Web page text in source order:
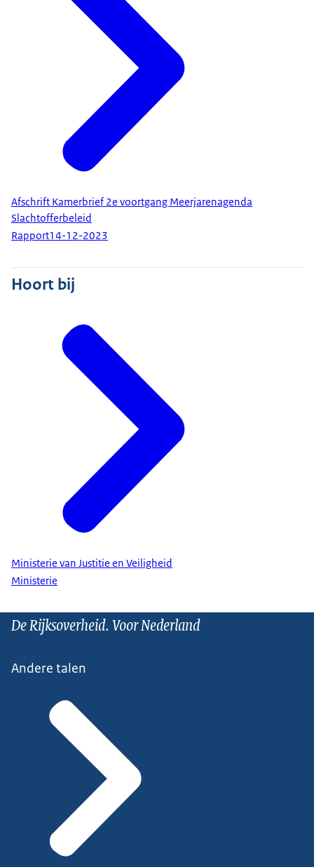
Afschrift Kamerbrief 2e voortgang Meerjarenagenda
Slachtofferbeleid
Rapport14-12-2023
Hoort bij
Ministerie van Justitie en Veiligheid
Ministerie
De Rijksoverheid. Voor Nederland
Andere talen